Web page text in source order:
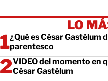
LO
¿Qué es César Gastélum
parentesco
VIDEO del momento en
César Gastélum